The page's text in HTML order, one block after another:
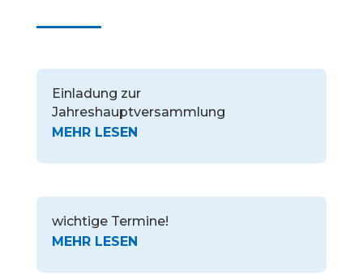
Einladung zur
Jahreshauptversammlung
wichtige Termine!